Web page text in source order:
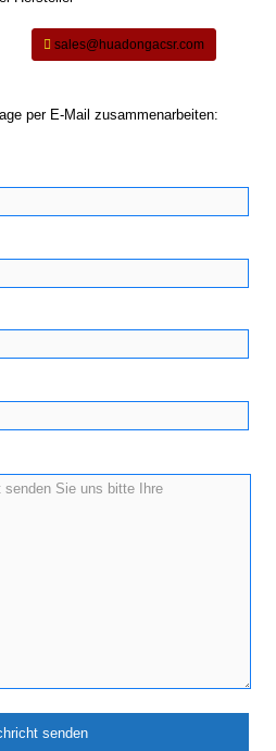
sales@huadongacsr.com
per E-Mail zusammenarbeiten: